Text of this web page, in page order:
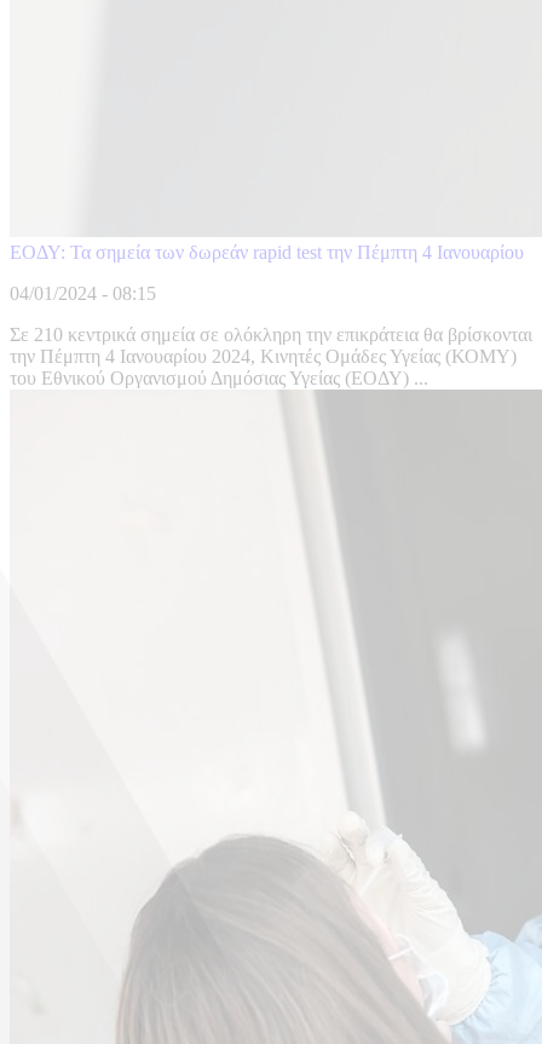
ΕΟΔΥ: Τα σημεία των δωρεάν rapid test την Πέμπτη 4 Ιανουαρίου
04/01/2024 - 08:15
Σε 210 κεντρικά σημεία σε ολόκληρη την επικράτεια θα βρίσκονται
την Πέμπτη 4 Ιανουαρίου 2024, Κινητές Ομάδες Υγείας (ΚΟΜΥ)
του Εθνικού Οργανισμού Δημόσιας Υγείας (ΕΟΔΥ) ...